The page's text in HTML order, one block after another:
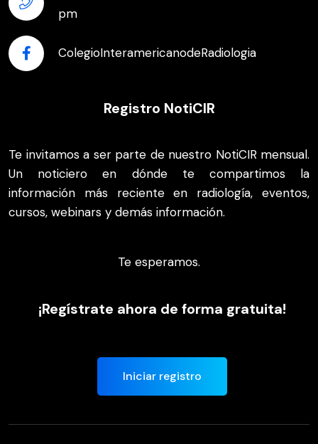
pm
ColegioInteramericanodeRadiologia
Registro NotiCIR
Te invitamos a ser parte de nuestro NotiCIR mensual.
Un noticiero en dónde te compartimos la
información más reciente en radiología, eventos,
cursos, webinars y demás información.
Te esperamos.
¡Regístrate ahora de forma gratuita!
Iniciar registro